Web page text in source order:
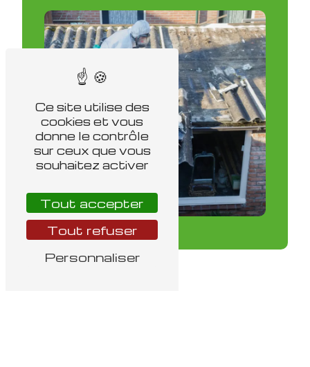
Ce site utilise des
cookies et vous
donne le contrôle
sur ceux que vous
souhaitez activer
Tout accepter
Tout refuser
Personnaliser